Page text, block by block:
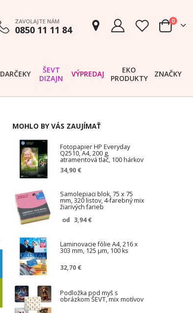
ZAVOLAJTE NÁM
0850 11 11 84 Cart
0
DARČEKY
ŠEVT
DIZAJN
VÝPREDAJ
EKO
PRODUKTY
ZNAČKY
MOHLO BY VÁS ZAUJÍMAŤ
Fotopapier HP Everyday
Q2510, A4, 200 g,
atramentová tlač, 100 hárkov
34,90 €
Samolepiaci blok, 75 x 75
mm, 320 listov, 4-farebný mix
žiarivých farieb
od 3,94 €
Laminovacie fólie A4, 216 x
303 mm, 125 µm, 100 ks
32,70 €
Podložka pod myš s
obrázkom ŠEVT, mix motívov